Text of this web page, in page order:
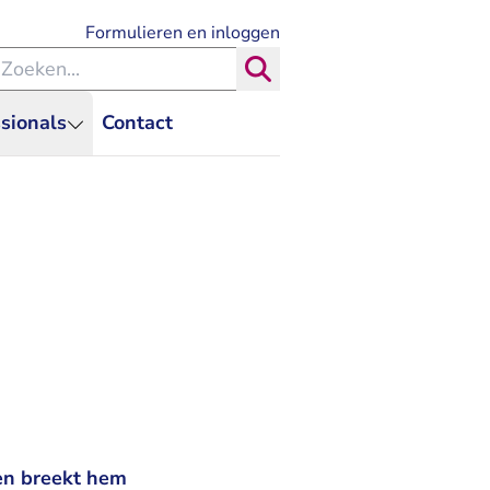
Contact
Formulieren en inloggen
binnen de Rechtspraak
breekt hem